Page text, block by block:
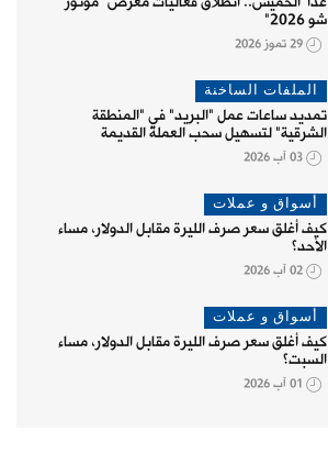
شو 2026"
29 تموز 2026
الملفات الساخنة
تمديد ساعات عمل "البريد" في "المنطقة
الشرقية" لتسهيل سحب العملة القديمة
03 آب 2026
أسواق و عملات
كيف أغلق سعر صرف الليرة مقابل الدولار، مساء
الأحد؟
02 آب 2026
أسواق و عملات
كيف أغلق سعر صرف الليرة مقابل الدولار، مساء
السبت؟
01 آب 2026